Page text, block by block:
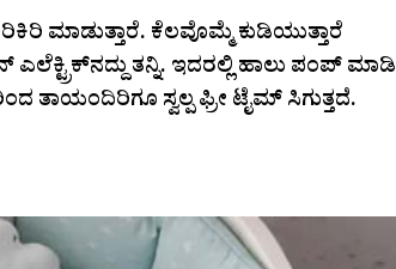
ಮಾಡುತ್ತಾರೆ. ಕೆಲವೊಮ್ಮೆ ಕುಡಿಯುತ್ತಾರೆ
ತನ್ನಿ. ಇದರಲ್ಲಿ ಹಾಲು ಪಂಪ್‌ ಮಾಡಿ
ತಾಯಂದಿರಿಗೂ ಸ್ವಲ್ಪ ಫ್ರೀ ಟೈಮ್‌ ಸಿಗುತ್ತದೆ.